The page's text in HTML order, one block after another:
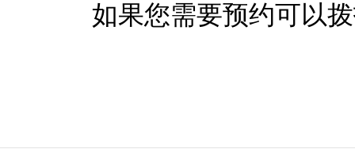
如果您需要预约可以拨